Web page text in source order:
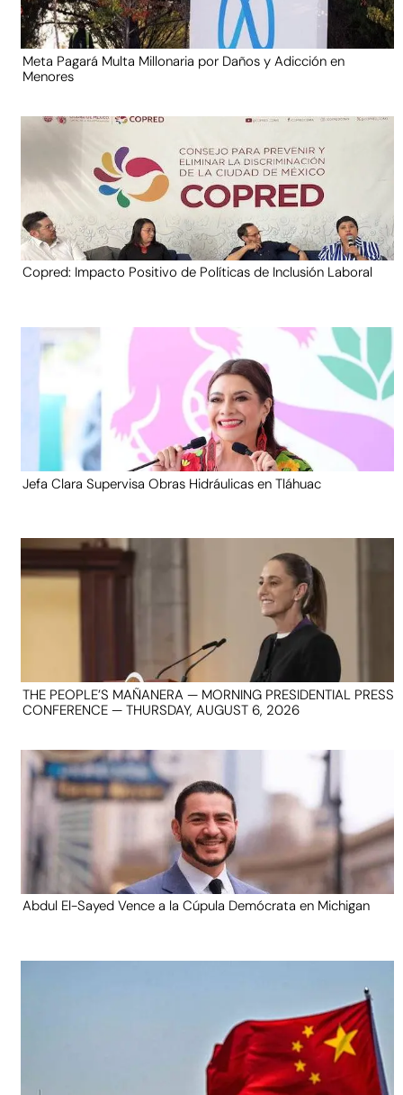
Meta Pagará Multa Millonaria por Daños y Adicción en
Menores
Copred: Impacto Positivo de Políticas de Inclusión Laboral
Jefa Clara Supervisa Obras Hidráulicas en Tláhuac
THE PEOPLE’S MAÑANERA — MORNING PRESIDENTIAL PRESS
CONFERENCE — THURSDAY, AUGUST 6, 2026
Abdul El-Sayed Vence a la Cúpula Demócrata en Michigan